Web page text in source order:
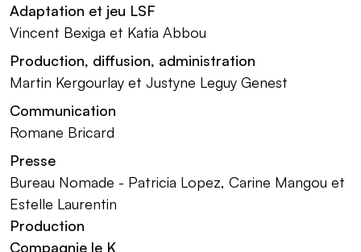
Adaptation et jeu LSF
Vincent Bexiga et Katia Abbou
Production, diffusion, administration
Martin Kergourlay et Justyne Leguy Genest
Communication
Romane Bricard
Presse
Bureau Nomade - Patricia Lopez, Carine Mangou et
Estelle Laurentin
Production
Compagnie le K